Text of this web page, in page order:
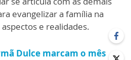
evangelizar a família na
e realidades.
Dulce marcam o mês